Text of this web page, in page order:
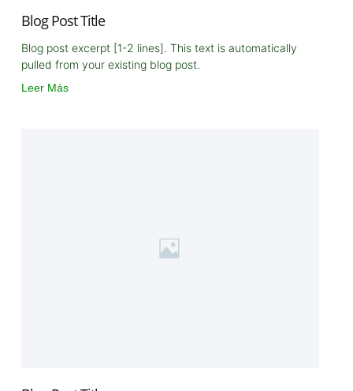
Blog Post Title
Blog post excerpt [1-2 lines]. This text is automatically
pulled from your existing blog post.
Leer Más